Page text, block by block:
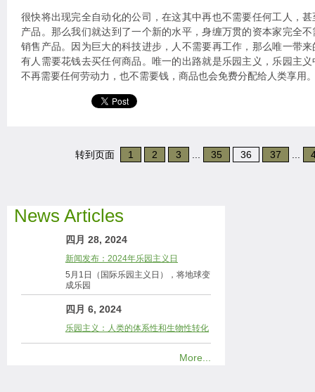
很快将出现完全自动化的公司，在这其中再也不需要任何工人，
产品。那么我们就达到了一个新的水平，身缠万贯的资本家完全
销售产品。因为巨大的科技进步，人不需要再工作，那么唯一带
有人需要花钱去买任何商品。唯一的出路就是乐园主义，乐园主
不再需要任何劳动力，也不需要钱，商品也会免费分配给人类享用
转到页面 1 2 3 35 36 37
News Articles
四月 28, 2024
新闻发布：2024年乐园主义日
5月1日（国际乐园主义日），将地球变
成乐园
四月 6, 2024
乐园主义：人类的体系性和生物性转化
More...